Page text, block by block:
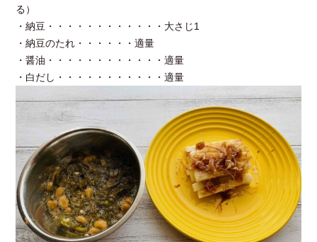
る）
・納豆・・・・・・・・・・・・大さじ1
・納豆のたれ・・・・・・適量
・醤油・・・・・・・・・・・・適量
・白だし・・・・・・・・・・・適量